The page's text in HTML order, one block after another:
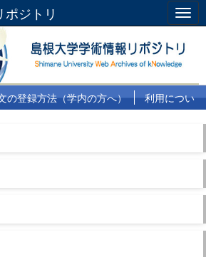
ジトリ
の登録方法（学内の方へ）
利用につい